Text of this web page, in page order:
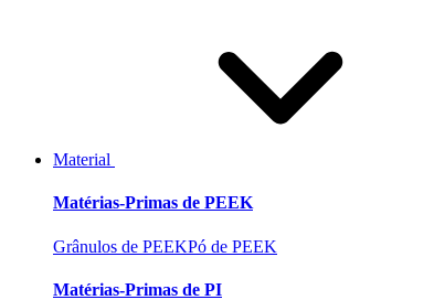
Material
Matérias-Primas de PEEK
Grânulos de PEEKPó de PEEK
Matérias-Primas de PI